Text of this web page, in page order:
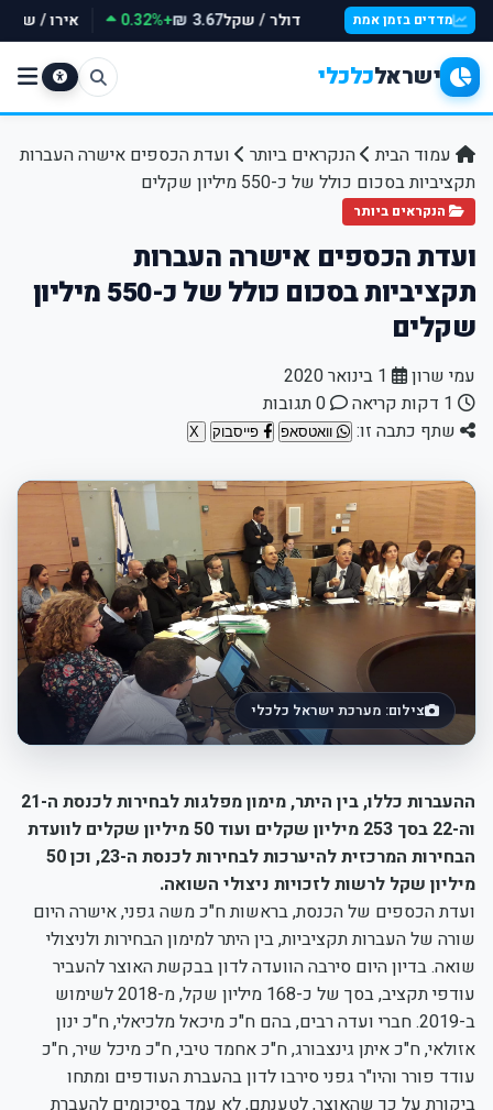
מדדים בזמן אמת דולר / שקל3.67 ₪
+0.32% אירו / שקל
ישראלכלכלי
עמוד הבית הנקראים ביותר
ועדת הכספים אישרה העברות
תקציביות בסכום כולל של כ-550 מיליון שקלים
הנקראים ביותר
ועדת הכספים אישרה העברות
תקציביות בסכום כולל של כ-550 מיליון
שקלים
עמי שרון
שתף כתבה זו:
וואטסאפ פייסבוק
צילום: מערכת ישראל כלכלי
ההעברות כללו, בין היתר, מימון מפלגות לבחירות לכנסת ה-21
וה-22 בסך 253 מיליון שקלים ועוד 50 מיליון שקלים לוועדת
הבחירות המרכזית להיערכות לבחירות לכנסת ה-23, וכן 50
מיליון שקל לרשות לזכויות ניצולי השואה.
ועדת הכספים של הכנסת, בראשות ח"כ משה גפני, אישרה היום
שורה של העברות תקציביות, בין היתר למימון הבחירות ולניצולי
שואה. בדיון היום סירבה הוועדה לדון בבקשת האוצר להעביר
עודפי תקציב, בסך של כ-168 מיליון שקל, מ-2018 לשימוש
ב-2019. חברי ועדה רבים, בהם ח"כ מיכאל מלכיאלי, ח"כ ינון
אזולאי, ח"כ איתן גינצבורג, ח"כ אחמד טיבי, ח"כ מיכל שיר, ח"כ
עודד פורר והיו"ר גפני סירבו לדון בהעברת העודפים ומתחו
ביקורת על כך שהאוצר, לטענתם, לא עמד בסיכומים להעברת